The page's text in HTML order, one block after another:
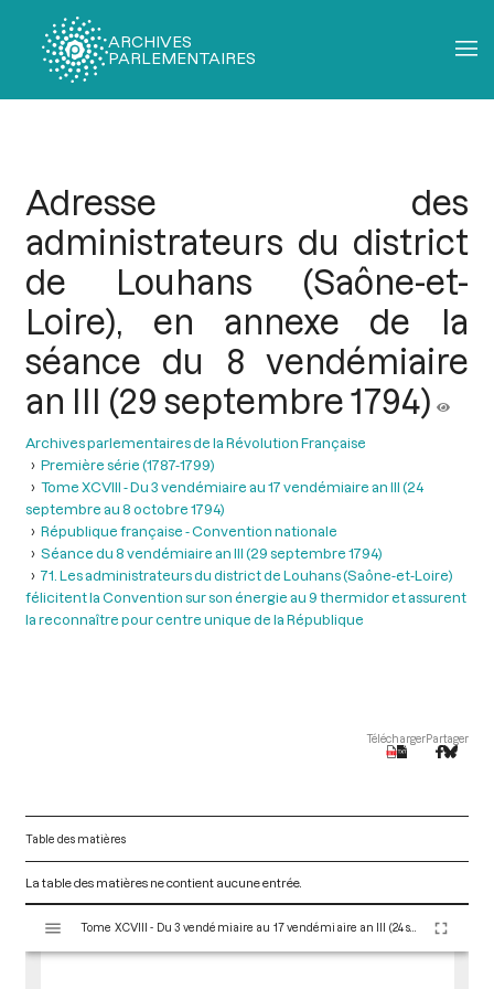
ARCHIVES
PARLEMENTAIRES
Adresse des
administrateurs du district
de Louhans (Saône-et-
Loire), en annexe de la
séance du 8 vendémiaire
an III (29 septembre 1794)
Archives parlementaires de la Révolution Française
Première série (1787-1799)
Tome XCVIII - Du 3 vendémiaire au 17 vendémiaire an III (24
septembre au 8 octobre 1794)
République française - Convention nationale
Séance du 8 vendémiaire an III (29 septembre 1794)
71. Les administrateurs du district de Louhans (Saône-et-Loire)
félicitent la Convention sur son énergie au 9 thermidor et assurent
la reconnaître pour centre unique de la République
TéléchargerPartager
Table des matières
La table des matières ne contient aucune entrée.
s